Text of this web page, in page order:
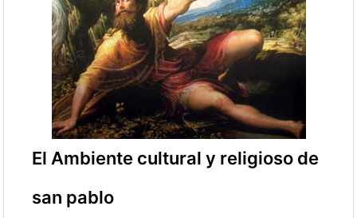
El Ambiente cultural y religioso de
san pablo